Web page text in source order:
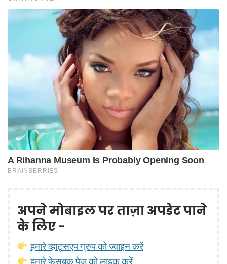
अपने मोबाइल पर ताज़ा अपडेट पाने
के लिए -
हमारे व्हाट्सएप ग्रुप को ज्वाइन करें
हमारे फेसबुक पेज़ को लाइक करें